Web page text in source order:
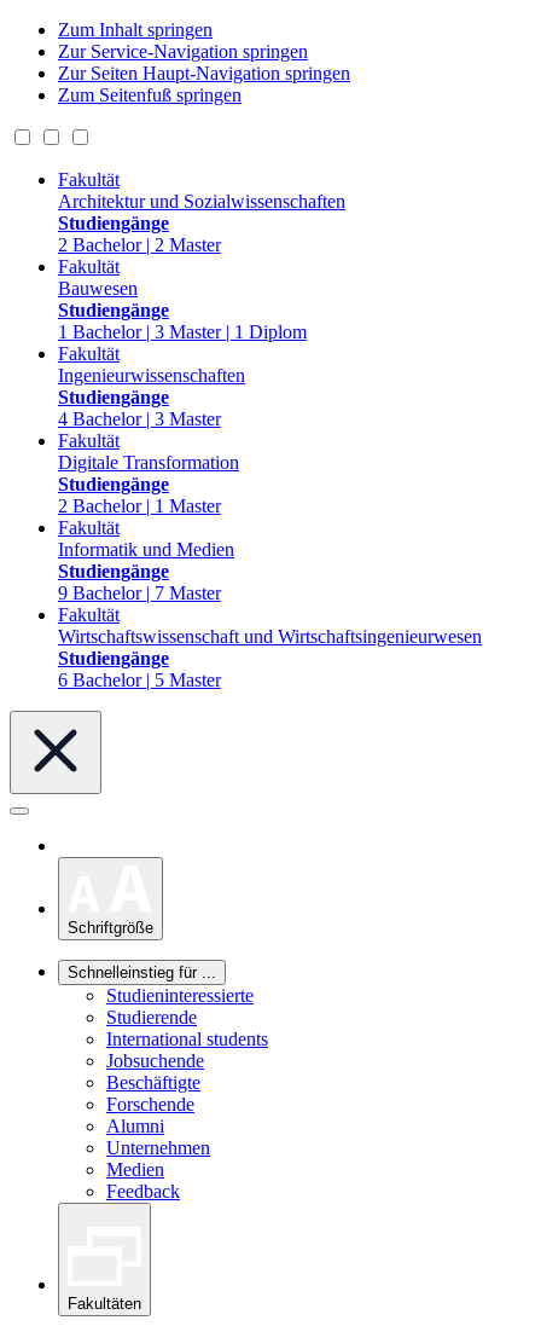
Zum Inhalt springen
Zur Service-Navigation springen
Zur Seiten Haupt-Navigation springen
Zum Seitenfuß springen
Fakultät
Architektur und Sozialwissenschaften
Studiengänge
2 Bachelor | 2 Master
Fakultät
Bauwesen
Studiengänge
1 Bachelor | 3 Master | 1 Diplom
Fakultät
Ingenieurwissenschaften
Studiengänge
4 Bachelor | 3 Master
Fakultät
Digitale Transformation
Studiengänge
2 Bachelor | 1 Master
Fakultät
Informatik und Medien
Studiengänge
9 Bachelor | 7 Master
Fakultät
Wirtschaftswissenschaft und Wirtschaftsingenieurwesen
Studiengänge
6 Bachelor | 5 Master
Schriftgröße
Schnelleinstieg für ...
Studieninteressierte
Studierende
International students
Jobsuchende
Beschäftigte
Forschende
Alumni
Unternehmen
Medien
Feedback
Fakultäten